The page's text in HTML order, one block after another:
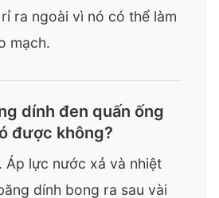
ra ngoài vì nó có thể làm
mạch.
dính đen quấn ống
được không?
Áp lực nước xả và nhiệt
dính bong ra sau vài